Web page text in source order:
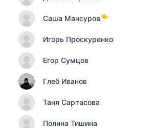
Саша Мансуров
Игорь Проскуренко
Егор Сумцов
Глеб Иванов
Таня Сартасова
Полина Тишина